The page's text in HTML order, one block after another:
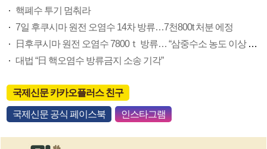
핵폐수 투기 멈춰라
7일 후쿠시마 원전 오염수 14차 방류…7천800t 처분 에정
日후쿠시마 원전 오염수 7800ｔ 방류… “삼중수소 농도 이상 없어”
대법 “日 핵오염수 방류금지 소송 기각”
국제신문 카카오플러스 친구
국제신문 공식 페이스북 인스타그램